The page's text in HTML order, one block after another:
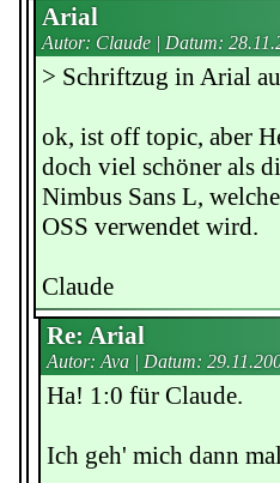
Arial
Autor: Claude | Datum:
> Schriftzug in Arial
ok, ist off topic, aber
doch viel schöner als
Nimbus Sans L,
OSS verwendet wird.
Claude
Re: Arial
Autor: Ava | Datum:
Ha! 1:0 für Claude.
Ich geh' mich dann